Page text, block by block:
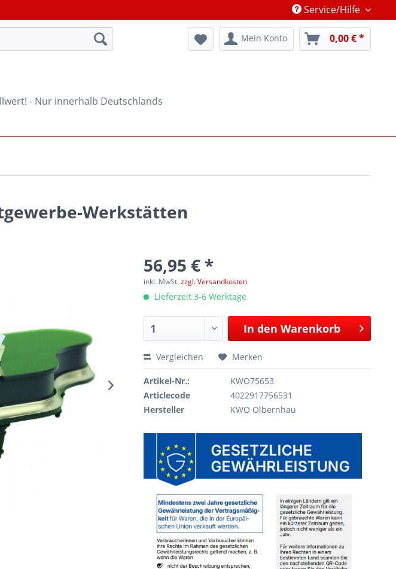
Service/Hilfe
Mein Konto 0,00 € *
- Nur innerhalb Deutschlands
Werkstätten
56,95 € *
inkl. MwSt.zzgl. Versandkosten
Lieferzeit 3-6 Werktage
In den Warenkorb
Vergleichen Merken
Artikel-Nr.:
KWO75653
Articlecode
4022917756531
Hersteller
KWO Olbernhau